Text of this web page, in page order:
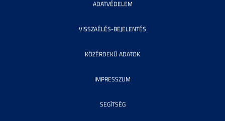
ADATVÉDELEM
VISSZAÉLÉS-BEJELENTÉS
KÖZÉRDEKŰ ADATOK
IMPRESSZUM
SEGÍTSÉG